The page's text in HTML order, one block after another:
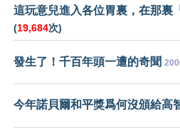
這玩意兒進入各位胃裏，在那裏
(19,684次)
發生了！千百年頭一遭的奇聞
今年諾貝爾和平獎爲何沒頒給高